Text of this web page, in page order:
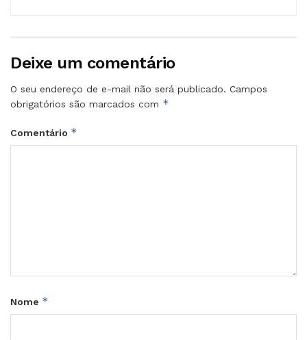
Deixe um comentário
O seu endereço de e-mail não será publicado. Campos
obrigatórios são marcados com *
Comentário *
Nome *